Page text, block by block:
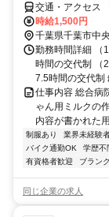
交通・アクセス
時給1,500円
千葉県千葉市中
勤務時間詳細 （
時間の交代制 （
7.5時間の交代制
仕事内容 総合病
ゃん用ミルクの
内容が書かれた
制服あり 業界未経験
バイク通勤OK
学歴不
有資格者歓迎
ブラン
同じ企業の求人